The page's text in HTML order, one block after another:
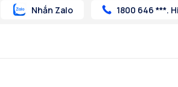
Nhắn Zalo 1800 646 ***.